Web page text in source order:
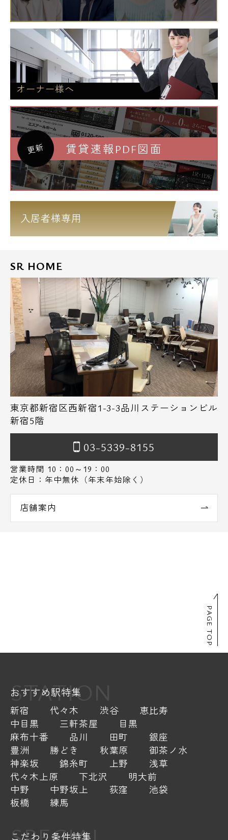
オーナー様へ
更新 賃貸速報PDF図面
入居者様専用
SR HOME
東京都新宿区西新宿1-3-3品川ステーションビル
新宿5階
03-5339-8155
営業時間 10：00～19：00
定休日：年中無休（年末年始除く）
店舗案内
PAGE TOP
STATION
おすすめ駅特集
新宿 代々木 渋谷
恵比寿
中目黒
三軒茶屋
目黒
麻布十番
品川 田町
銀座
豊洲
勝どき 秋葉原
御茶ノ水
神楽坂
錦糸町 上野
浅草
代々木上原
下北沢
明大前
中野
中野坂上 荻窪
池袋
板橋
練馬
こだわり条件特集